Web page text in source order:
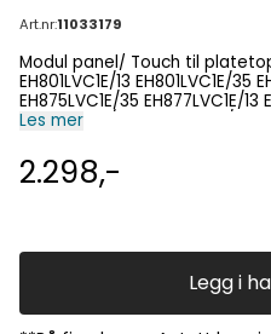
Art.nr:11033179
Modul panel/ Touch til platetopp Passer blant
EH801LVC1E/13 EH801LVC1E/35 EH845LVC1E/13 EH875LVC1E/13
EH875LVC1E/35 EH877LVC1E/13 EH975LVC1E/13 EH975LVC1E/35
EH801LVC1E/01 EH801LVC1E/03 EH801LVC1E/06 EH845LVC1E/01
EH875LVC1E/06 EH877LVC1E/01 EH877LVC1E/03 EH877LVC1E/06
Les mer
2.298,-
Legg i